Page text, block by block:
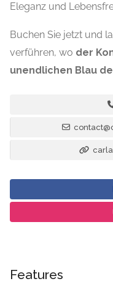
Eleganz und
Buchen Sie jetzt und
verführen, wo der
unendlichen Blau
Features